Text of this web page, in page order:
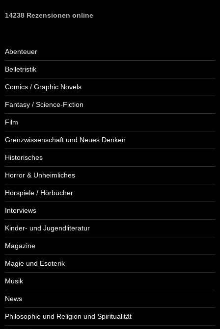
14238 Rezensionen online
Abenteuer
Belletristik
Comics / Graphic Novels
Fantasy / Science-Fiction
Film
Grenzwissenschaft und Neues Denken
Historisches
Horror & Unheimliches
Hörspiele / Hörbücher
Interviews
Kinder- und Jugendliteratur
Magazine
Magie und Esoterik
Musik
News
Philosophie und Religion und Spiritualität